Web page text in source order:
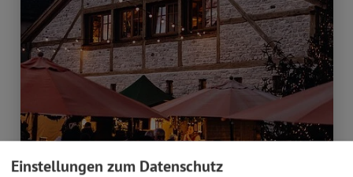
Einstellungen zum Datenschutz